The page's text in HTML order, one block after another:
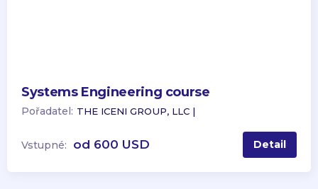
Systems Engineering course
Pořadatel: THE ICENI GROUP, LLC |
Vstupné: od 600 USD Detail